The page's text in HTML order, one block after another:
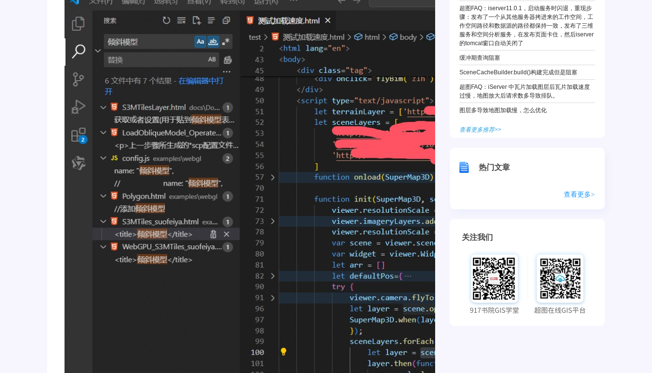
超图FAQ：iserver11.0.1，启动服务时闪退，重现步
骤：发布了一个从其他服务器拷进来的工作空间，工
作空间路径和数据源的路径都保持一致，发布了三维
服务和空间分析服务，在发布页面卡住，然后iserver
的tomcat窗口自动关闭了
缓冲期查询阻塞
SceneCacheBuilder.build()构建完成但是阻塞
超图FAQ：iServer 中瓦片加载图层后瓦片加载速度
过慢，地图放大后请求数多导致排队。
图层多导致地图加载慢，怎么优化
查看更多推荐>>
热门文章
查看更多>
关注我们